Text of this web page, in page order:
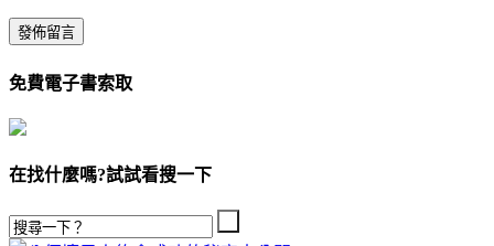
免費電子書索取
在找什麼嗎?試試看搜一下